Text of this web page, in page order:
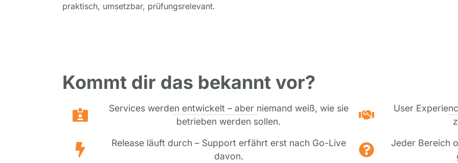
praktisch, umsetzbar, prüfungsrelevant.
Kommt dir das bekannt vor?
Services werden entwickelt – aber niemand weiß, wie sie
betrieben werden sollen.
Release läuft durch – Support erfährt erst nach Go-Live
davon.
User
Jeder Bereich